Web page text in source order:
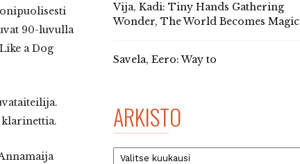
90-luvulla
a Dog
Vija, Kadi: Tiny Hands Gathering
Wonder, The World Becomes Magic
Savela, Eero: Way to
ARKISTO
Arkisto